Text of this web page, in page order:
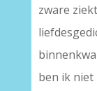
zware
ben ik niet